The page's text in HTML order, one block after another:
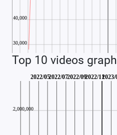
Top 10 videos graph